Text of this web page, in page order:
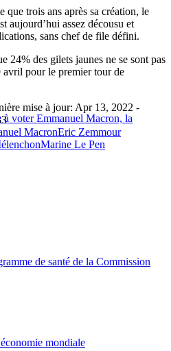
que trois ans après sa création, le
aujourd’hui assez décousu et
sans chef de file défini.
24% des gilets jaunes ne se sont pas
avril pour le premier tour de
voter Emmanuel Macron, la
mise à jour: Apr 13, 2022 -
MacronEric Zemmour
Marine Le Pen
de santé de la Commission
mondiale